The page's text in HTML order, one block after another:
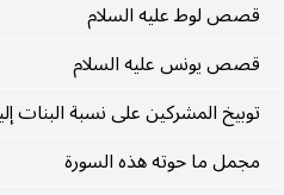
قصص لوط عليه السلام
قصص يونس عليه السلام
توبيخ المشركين على نسبة البنات
مجمل ما حوته هذه السورة
عيوب قد تخفى ، فتكون
الوجه المرضى.
(
وَلَقَدْ فَتَنَّا سُلَيْمانَ